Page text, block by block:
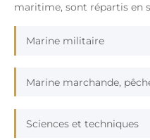
maritime, sont répartis en
Marine militaire
Marine marchande,
Sciences et techniques